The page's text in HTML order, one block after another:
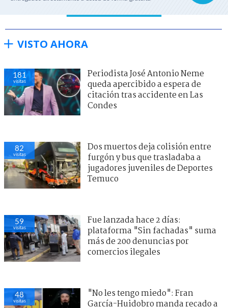
VISTO AHORA
181
visitas
Periodista José Antonio Neme
queda apercibido a espera de
citación tras accidente en Las
Condes
82
visitas
Dos muertos deja colisión entre
furgón y bus que trasladaba a
jugadores juveniles de Deportes
Temuco
59
visitas
Fue lanzada hace 2 días:
plataforma "Sin fachadas" suma
más de 200 denuncias por
comercios ilegales
48
visitas
"No les tengo miedo": Fran
García-Huidobro manda recado a